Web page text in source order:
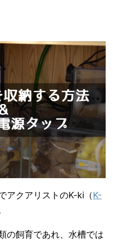
アクアリストのK-ki（K-
の飼育であれ、水槽では